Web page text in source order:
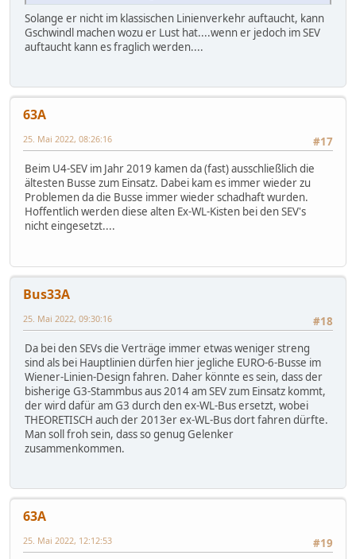
Solange er nicht im klassischen Linienverkehr auftaucht, kann
Gschwindl machen wozu er Lust hat....wenn er jedoch im SEV
auftaucht kann es fraglich werden....
63A
#17
25. Mai 2022, 08:26:16
Beim U4-SEV im Jahr 2019 kamen da (fast) ausschließlich die
ältesten Busse zum Einsatz. Dabei kam es immer wieder zu
Problemen da die Busse immer wieder schadhaft wurden.
Hoffentlich werden diese alten Ex-WL-Kisten bei den SEV's
nicht eingesetzt....
Bus33A
#18
25. Mai 2022, 09:30:16
Da bei den SEVs die Verträge immer etwas weniger streng
sind als bei Hauptlinien dürfen hier jegliche EURO-6-Busse im
Wiener-Linien-Design fahren. Daher könnte es sein, dass der
bisherige G3-Stammbus aus 2014 am SEV zum Einsatz kommt,
der wird dafür am G3 durch den ex-WL-Bus ersetzt, wobei
THEORETISCH auch der 2013er ex-WL-Bus dort fahren dürfte.
Man soll froh sein, dass so genug Gelenker
zusammenkommen.
63A
#19
25. Mai 2022, 12:12:53